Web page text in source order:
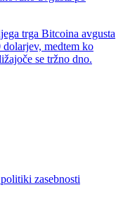
trga Bitcoina avgusta
medtem ko
se tržno dno.
zasebnosti